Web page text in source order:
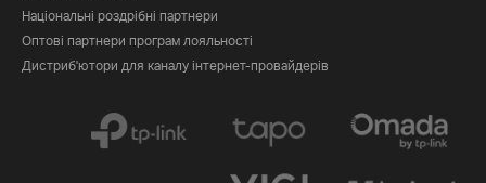
Національні роздрібні партнери
Оптові партнери програм лояльності
Дистриб'ютори для каналу інтернет-провайдерів